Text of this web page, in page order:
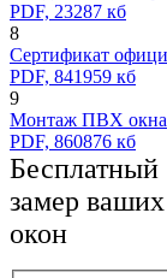
PDF, 23287 кб
8
Сертификат
PDF, 841959 кб
9
Монтаж ПВХ окна
PDF, 860876 кб
Бесплатный
замер ваших
окон